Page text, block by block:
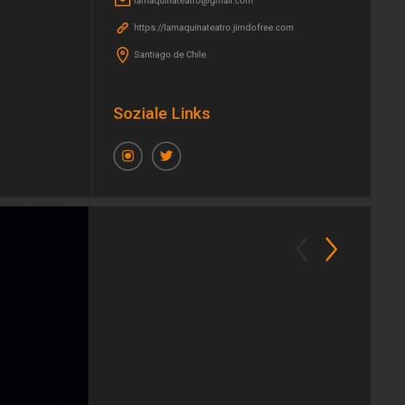
https://lamaquinateatro.jimdofree.com
Santiago de Chile
Soziale Links